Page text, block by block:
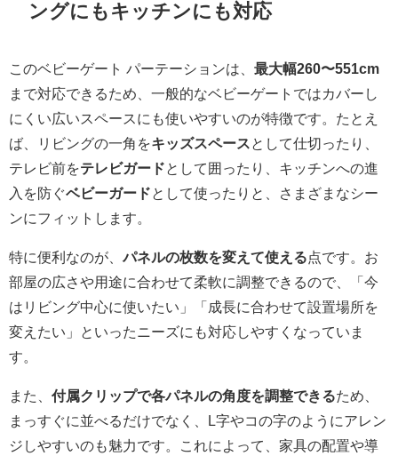
ングにもキッチンにも対応
このベビーゲート パーテーションは、 最大幅260〜551cm
まで対応できるため、一般的なベビーゲートではカバーし
にくい広いスペースにも使いやすいのが特徴です。たとえ
ば、リビングの一角をキッズスペース として仕切ったり、
テレビ前をテレビガード として囲ったり、キッチンへの進
入を防ぐベビーガード として使ったりと、さまざまなシー
ンにフィットします。
特に便利なのが、 パネルの枚数を変えて使える点です。お
部屋の広さや用途に合わせて柔軟に調整できるので、「今
はリビング中心に使いたい」「成長に合わせて設置場所を
変えたい」といったニーズにも対応しやすくなっていま
す。
また、 付属クリップで各パネルの角度を調整できるため、
まっすぐに並べるだけでなく、L字やコの字のようにアレン
ジしやすいのも魅力です。これによって、家具の配置や導